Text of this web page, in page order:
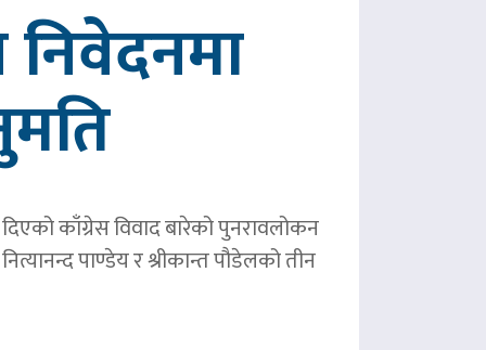
काँग्रेस विवाद बारेको पुनरावलोकन
पाण्डेय र श्रीकान्त पौडेलको तीन